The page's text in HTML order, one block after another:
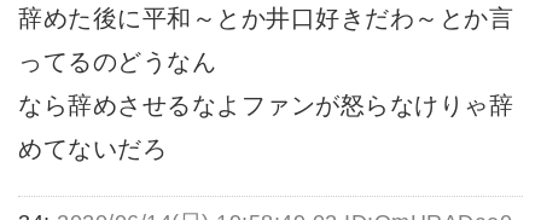
辞めた後に平和～とか井口好きだわ～とか言
ってるのどうなん
なら辞めさせるなよファンが怒らなけりゃ辞
めてないだろ